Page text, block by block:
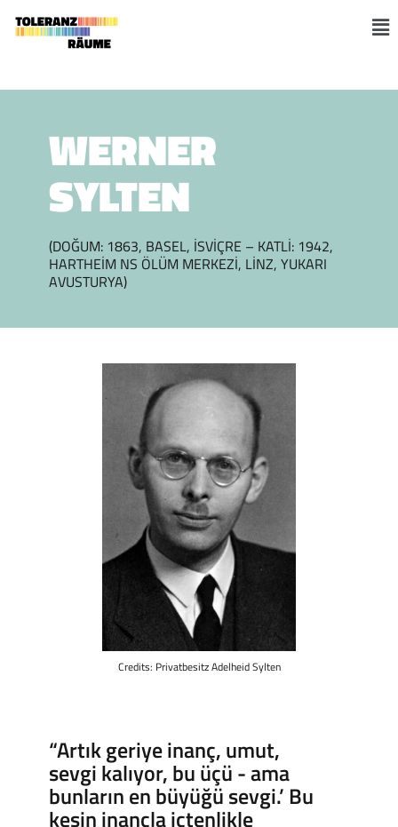
content
WERNER
SYLTEN
(DOĞUM: 1863, BASEL, İSVIÇRE – KATLI: 1942,
HARTHEIM NS ÖLÜM MERKEZI, LINZ, YUKARI
AVUSTURYA)
“Artık geriye inanç, umut,
sevgi kalıyor, bu üçü - ama
bunların en büyüğü sevgi.’ Bu
kesin inançla içtenlikle
Credits: Privatbesitz Adelheid Sylten